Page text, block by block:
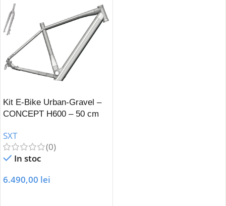
Kit E-Bike Urban-Gravel –
CONCEPT H600 – 50 cm
SXT
(0)
In stoc
6.490,00 lei